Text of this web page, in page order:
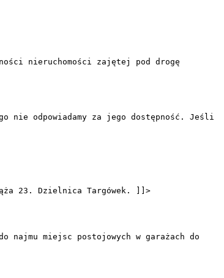
nieruchomości zajętej pod drogę
nie odpowiadamy za jego dostępność. Jeśli
23. Dzielnica Targówek. ]]>
do najmu miejsc postojowych w garażach do